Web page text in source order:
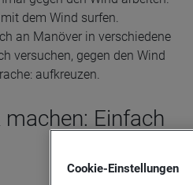
dem Wind surfen.
an Manöver in verschiedene
versuchen, gegen den Wind
aufkreuzen.
Einfach
Cookie-­Einstellungen